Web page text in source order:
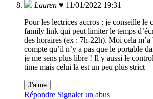
Lauren ♥ 11/01/2022 19:31
Pour les lectrices accros ; je conseille le
family link qui peut limiter le temps
des horaires (ex : 7h-22h). Moi cela m’a
compte qu’il n’y a pas que le portable
je me sens plus libre ! Il y aussi le
time mais celui là est un peu plus strict
J'aime
Répondre Signaler un abus